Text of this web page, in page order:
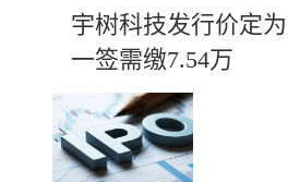
宇树科技发行价定为
一签需缴7.54万